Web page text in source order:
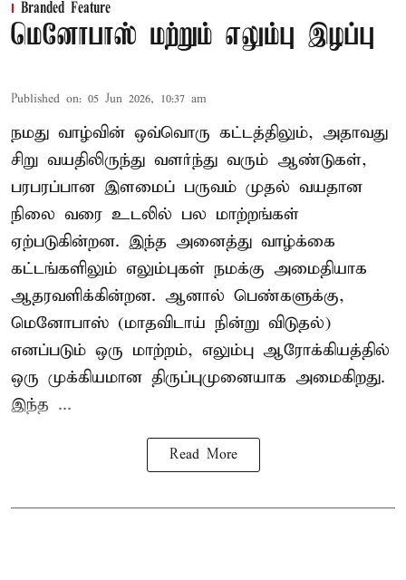
Branded Feature
மெனோபாஸ் மற்றும் எலும்பு இழப்பு
Published on: 05 Jun 2026, 10:37 am
நமது வாழ்வின் ஒவ்வொரு கட்டத்திலும், அதாவது
சிறு வயதிலிருந்து வளர்ந்து வரும் ஆண்டுகள்,
பரபரப்பான இளமைப் பருவம் முதல் வயதான
நிலை வரை உடலில் பல மாற்றங்கள்
ஏற்படுகின்றன. இந்த அனைத்து வாழ்க்கை
கட்டங்களிலும் எலும்புகள் நமக்கு அமைதியாக
ஆதரவளிக்கின்றன. ஆனால் பெண்களுக்கு,
மெனோபாஸ் (மாதவிடாய் நின்று விடுதல்)
எனப்படும் ஒரு மாற்றம், எலும்பு ஆரோக்கியத்தில்
ஒரு முக்கியமான திருப்புமுனையாக அமைகிறது.
இந்த ...
Read More